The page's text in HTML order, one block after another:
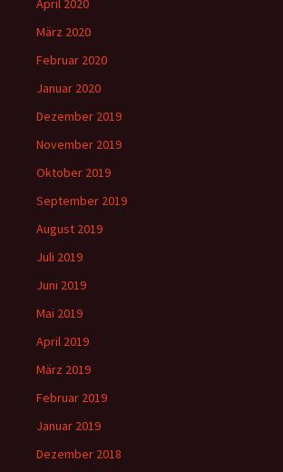
April 2020
März 2020
Februar 2020
Januar 2020
Dezember 2019
November 2019
Oktober 2019
September 2019
August 2019
Juli 2019
Juni 2019
Mai 2019
April 2019
März 2019
Februar 2019
Januar 2019
Dezember 2018